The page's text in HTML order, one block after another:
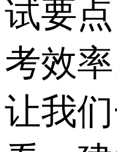
试要
考效
让我